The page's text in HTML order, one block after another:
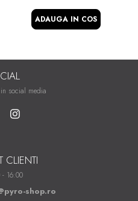
ADAUGA IN COS
social media
CLIENTI
- 16:00
shop.ro